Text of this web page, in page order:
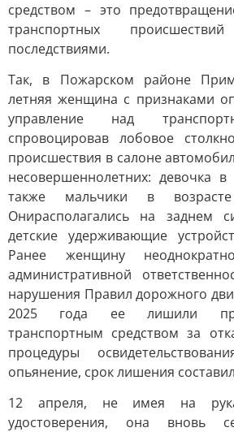
средством – это
транспортных
последствиями.
Так, в Пожарском районе
летняя женщина с признаками
управление над
спровоцировав лобовое
происшествия в салоне
несовершеннолетних: девочка
также мальчики в
Онирасполагались на заднем
детские удерживающие
Ранее женщину
административной
нарушения Правил дорожного
2025 года ее лишили
транспортным средством за
процедуры
опьянение, срок лишения
12 апреля, не имея на
удостоверения, она